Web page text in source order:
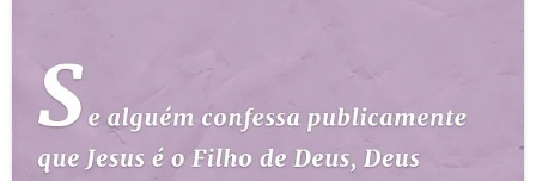
ESTUDOS BÍBLICOS
ESBOÇOS DE PREGAÇÃO